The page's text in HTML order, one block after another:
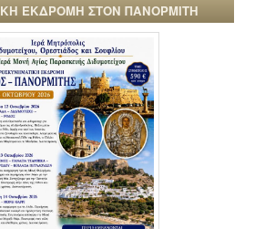
ΕΚΔΡΟΜΗ ΣΤΟΝ ΠΑΝΟΡΜΙΤΗ